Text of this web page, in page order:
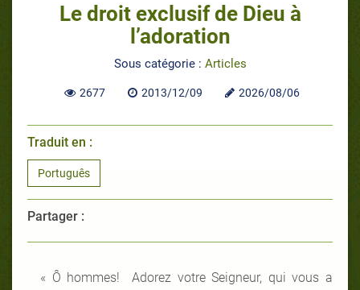
Le droit exclusif de Dieu à
l’adoration
Sous catégorie : Articles
2677 2013/12/09 2026/08/06
Traduit en :
Português
Partager :
« Ô hommes! Adorez votre Seigneur, qui vous a